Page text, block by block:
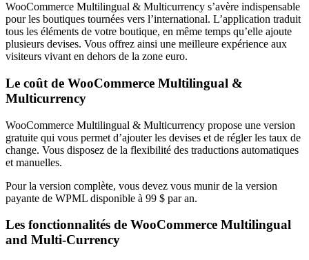
WooCommerce Multilingual & Multicurrency s’avère indispensable
pour les boutiques tournées vers l’international. L’application traduit
tous les éléments de votre boutique, en même temps qu’elle ajoute
plusieurs devises. Vous offrez ainsi une meilleure expérience aux
visiteurs vivant en dehors de la zone euro.
Le coût de WooCommerce Multilingual &
Multicurrency
WooCommerce Multilingual & Multicurrency propose une version
gratuite qui vous permet d’ajouter les devises et de régler les taux de
change. Vous disposez de la flexibilité des traductions automatiques
et manuelles.
Pour la version complète, vous devez vous munir de la version
payante de WPML disponible à 99 $ par an.
Les fonctionnalités de WooCommerce Multilingual
and Multi-Currency